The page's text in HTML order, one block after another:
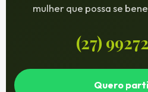
mulher que possa se
(27)
Quero